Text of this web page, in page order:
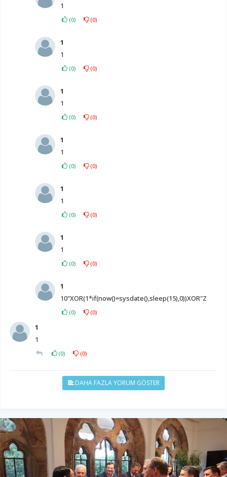
1
(0) (0)
1
1
(0) (0)
1
1
(0) (0)
1
1
(0) (0)
1
1
(0) (0)
1
1
(0) (0)
1
10"XOR(1*if(now()=sysdate(),sleep(15),0))XOR"Z
(0) (0)
1
1
(0) (0)
DAHA FAZLA YORUM GÖSTER